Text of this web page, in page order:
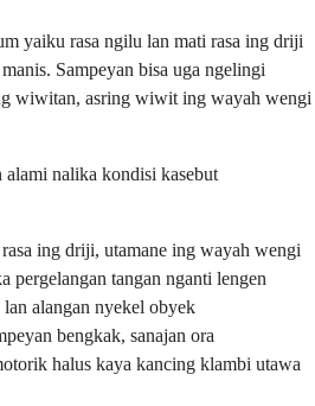
yaiku rasa ngilu lan mati rasa ing driji
Sampeyan bisa uga ngelingi
wiwitan, asring wiwit ing wayah wengi
alami nalika kondisi kasebut
ing driji, utamane ing wayah wengi
pergelangan tangan nganti lengen
alangan nyekel obyek
bengkak, sanajan ora
halus kaya kancing klambi utawa